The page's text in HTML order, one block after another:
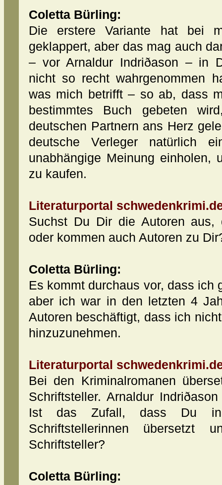
Coletta Bürling:
Die erstere Variante hat bei
geklappert, aber das mag auch
– vor Arnaldur Indriðason – in
nicht so recht wahrgenommen
was mich betrifft – so ab, dass
bestimmtes Buch gebeten
deutschen Partnern ans Herz
deutsche Verleger natürlich
unabhängige Meinung
zu kaufen.
Literaturportal
Suchst Du Dir die Autoren aus,
oder kommen auch Autoren zu
Coletta Bürling:
Es kommt durchaus vor, dass ich
aber ich war in den letzten 4
Autoren beschäftigt, dass ich
hinzuzunehmen.
Literaturportal
Bei den Kriminalromanen
Schriftsteller. Arnaldur
Ist das Zufall, dass Du
Schriftstellerinnen
Schriftsteller?
Coletta Bürling: